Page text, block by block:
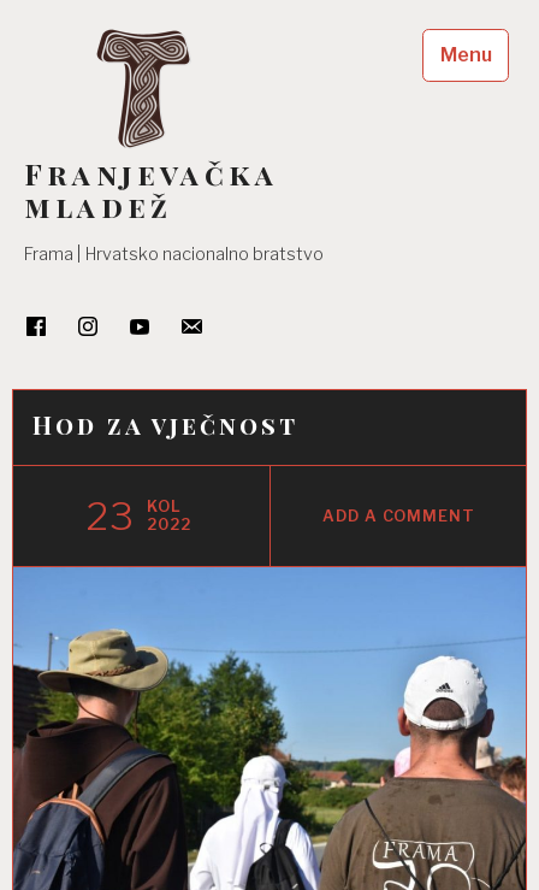
Franjevačka
mladež
Frama | Hrvatsko nacionalno bratstvo
Menu
Hod za vječnost
23
KOL
2022
ADD A COMMENT